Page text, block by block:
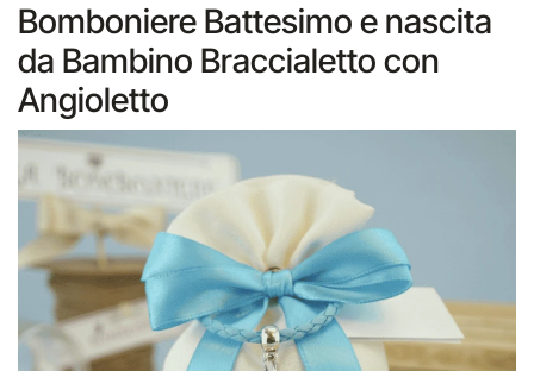
Bomboniere Battesimo e nascita
da Bambino Braccialetto con
Angioletto